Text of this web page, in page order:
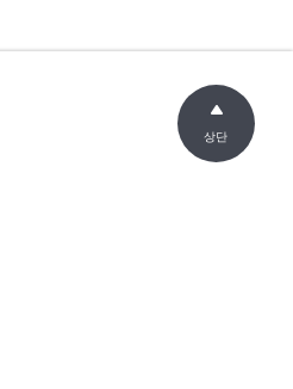
상단